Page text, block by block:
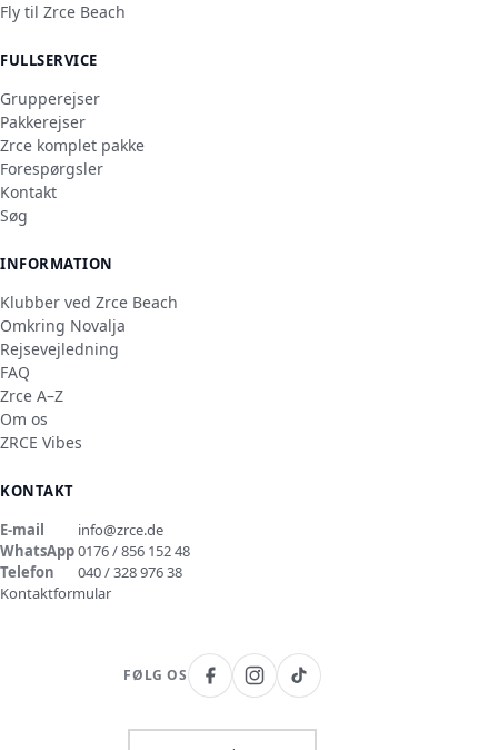
Fly til Zrce Beach
FULLSERVICE
Grupperejser
Pakkerejser
Zrce komplet pakke
Forespørgsler
Kontakt
Søg
INFORMATION
Klubber ved Zrce Beach
Omkring Novalja
Rejsevejledning
FAQ
Zrce A–Z
Om os
ZRCE Vibes
KONTAKT
E-mail
info@zrce.de
WhatsApp0176 / 856 152 48
Telefon
040 / 328 976 38
Kontaktformular
FØLG OS